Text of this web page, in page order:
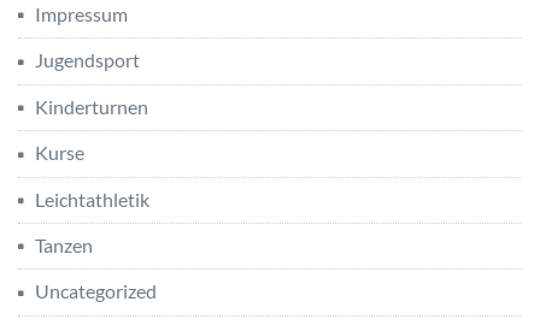
Impressum
Jugendsport
Kinderturnen
Kurse
Leichtathletik
Tanzen
Uncategorized